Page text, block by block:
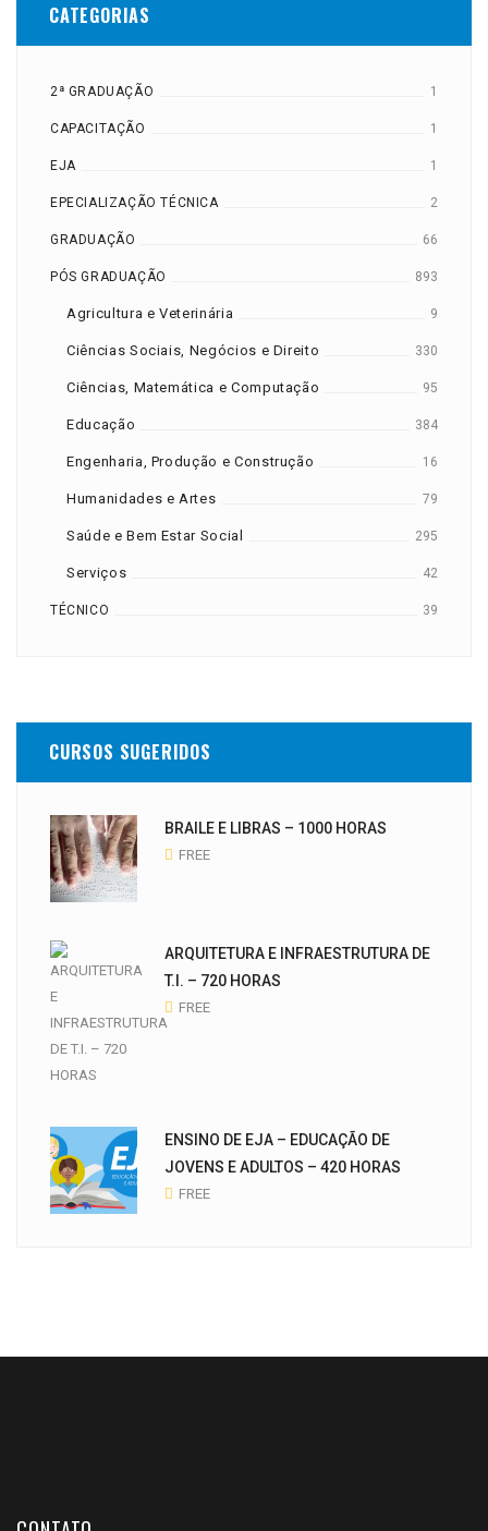
CATEGORIAS
2ª GRADUAÇÃO 1
CAPACITAÇÃO 1
EJA 1
EPECIALIZAÇÃO TÉCNICA 2
GRADUAÇÃO 66
PÓS GRADUAÇÃO 893
Agricultura e Veterinária 9
Ciências Sociais, Negócios e Direito 330
Ciências, Matemática e Computação 95
Educação 384
Engenharia, Produção e Construção 16
Humanidades e Artes 79
Saúde e Bem Estar Social 295
Serviços 42
TÉCNICO 39
CURSOS SUGERIDOS
BRAILE E LIBRAS – 1000 HORAS
FREE
ARQUITETURA E INFRAESTRUTURA DE
T.I. – 720 HORAS
FREE
ENSINO DE EJA – EDUCAÇÃO DE
JOVENS E ADULTOS – 420 HORAS
FREE